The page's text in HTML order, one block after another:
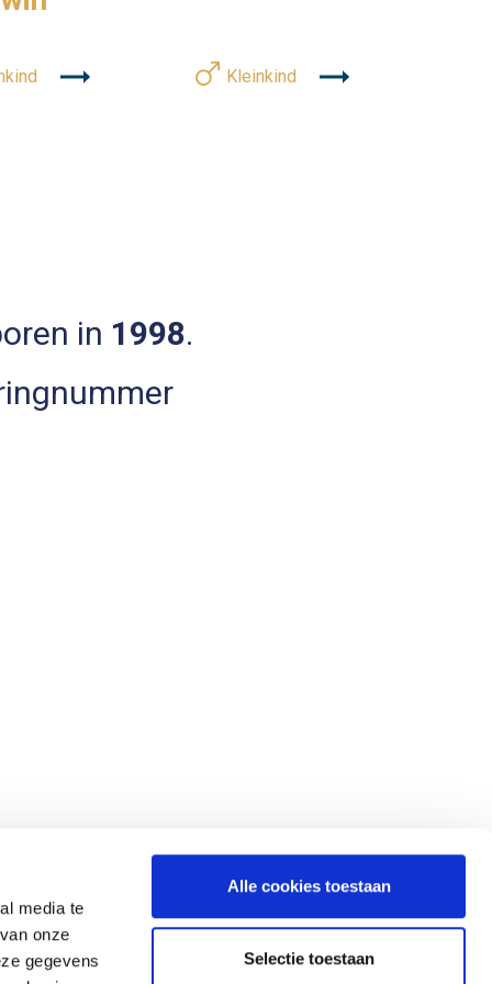
media te
onze
gegevens
Alle cookies toestaan
Selectie toestaan
Kleinkind
in 1998.
Ermerveen 17